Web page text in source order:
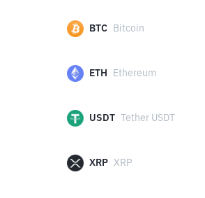
BTC Bitcoin
ETH Ethereum
USDT Tether USDT
XRP XRP